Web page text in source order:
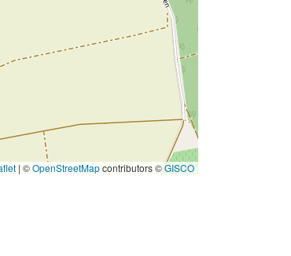
| ©OpenStreetMapcontributors ©GISCO